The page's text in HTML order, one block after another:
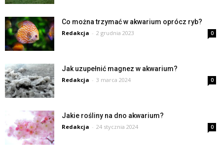
Co można trzymać w akwarium oprócz ryb?
Redakcja - 2 grudnia 2023 0
Jak uzupełnić magnez w akwarium?
Redakcja - 3 marca 2024 0
Jakie rośliny na dno akwarium?
Redakcja - 24 stycznia 2024 0